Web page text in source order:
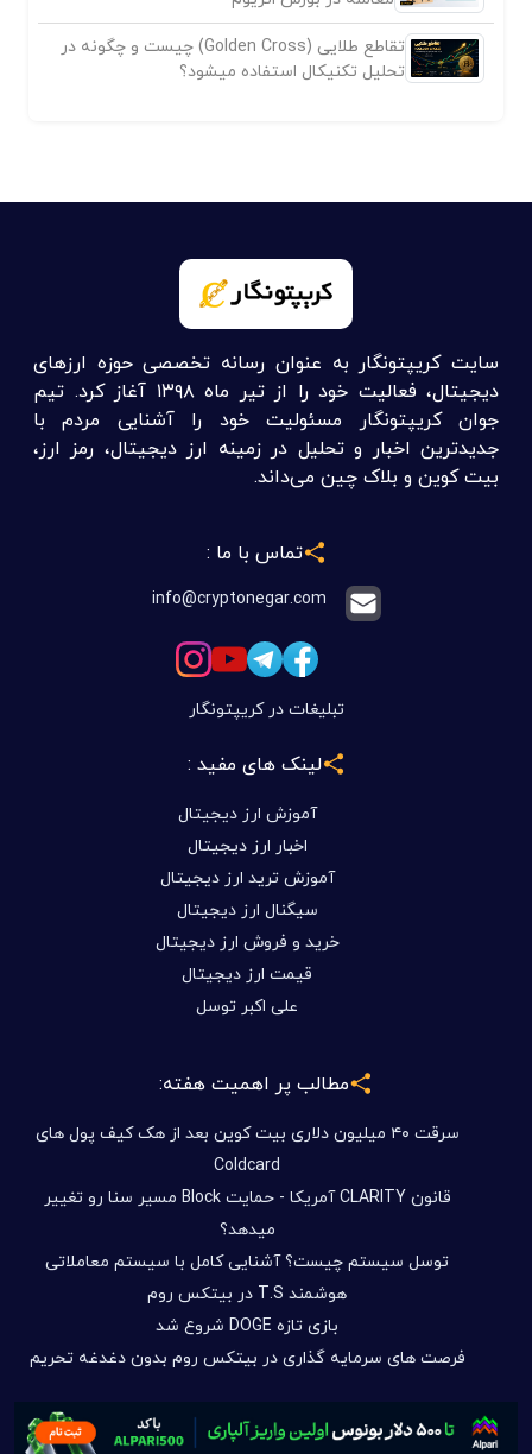
تقاطع طلایی (Golden Cross) چیست و چگونه در
تحلیل تکنیکال استفاده میشود؟
سایت کریپتونگار به عنوان رسانه تخصصی حوزه ارزهای
دیجیتال، فعالیت خود را از تیر ماه ۱۳۹۸ آغاز کرد. تیم
جوان کریپتونگار مسئولیت خود را آشنایی مردم با
جدیدترین اخبار و تحلیل در زمینه ارز دیجیتال، رمز ارز،
بیت کوین و بلاک چین می‌داند.
تماس با ما :
info@cryptonegar.com
تبلیغات در کریپتونگار
لینک های مفید :
آموزش ارز دیجیتال
اخبار ارز دیجیتال
آموزش ترید ارز دیجیتال
سیگنال ارز دیجیتال
خرید و فروش ارز دیجیتال
قیمت ارز دیجیتال
علی اکبر توسل
مطالب پر اهمیت هفته:
سرقت ۴۰ میلیون دلاری بیت کوین بعد از هک کیف پول های
Coldcard
قانون CLARITY آمریکا - حمایت Block مسیر سنا رو تغییر
میدهد؟
توسل سیستم چیست؟ آشنایی کامل با سیستم معاملاتی
هوشمند T.S در بیتکس روم
بازی تازه DOGE شروع شد
فرصت های سرمایه گذاری در بیتکس روم بدون دغدغه تحریم